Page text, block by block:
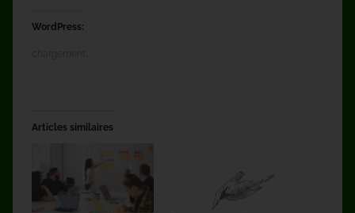
WordPress:
Articles similaires